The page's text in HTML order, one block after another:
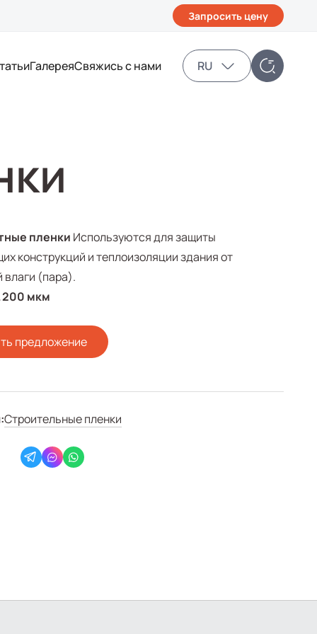
Запросить цену
ГалереяСвяжись с нами RU
пленки Используются для защиты
конструкций и теплоизоляции здания от
влаги (пара).
200 мкм
предложение
Строительные пленки